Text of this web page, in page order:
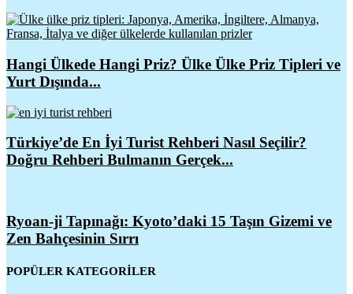
Hangi Ülkede Hangi Priz? Ülke Ülke Priz Tipleri ve
Yurt Dışında...
Türkiye’de En İyi Turist Rehberi Nasıl Seçilir?
Doğru Rehberi Bulmanın Gerçek...
Ryoan-ji Tapınağı: Kyoto’daki 15 Taşın Gizemi ve
Zen Bahçesinin Sırrı
POPÜLER KATEGORİLER